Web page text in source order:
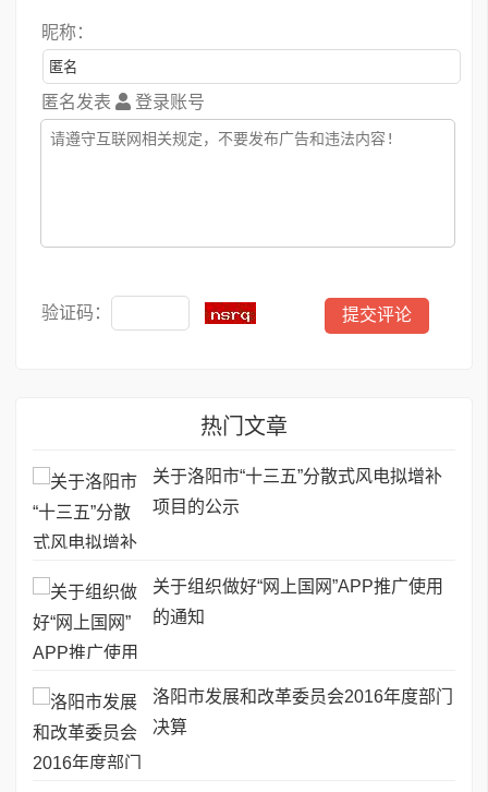
昵称：
匿名发表 登录账号
验证码：
热门文章
关于洛阳市“十三五”分散式风电拟增补
项目的公示
关于组织做好“网上国网”APP推广使用
的通知
洛阳市发展和改革委员会2016年度部门
决算